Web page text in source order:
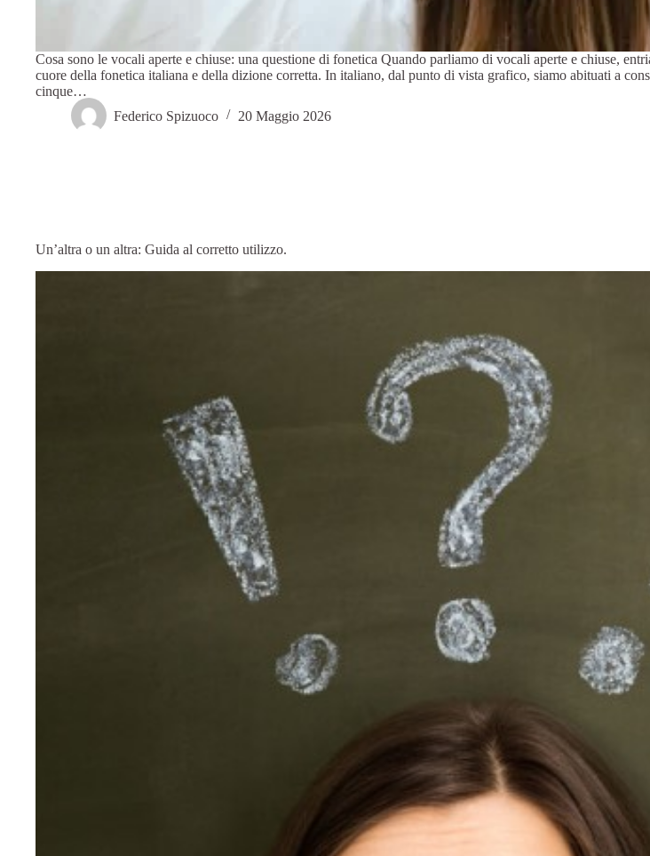
Cosa sono le vocali aperte e chiuse: una questione di fonetica Quando parliamo di vocali aperte e chiuse,
cuore della fonetica italiana e della dizione corretta. In italiano, dal punto di vista grafico, siamo abituati a
cinque…
Federico Spizuoco
20 Maggio 2026
Un’altra o un altra: Guida al corretto utilizzo.